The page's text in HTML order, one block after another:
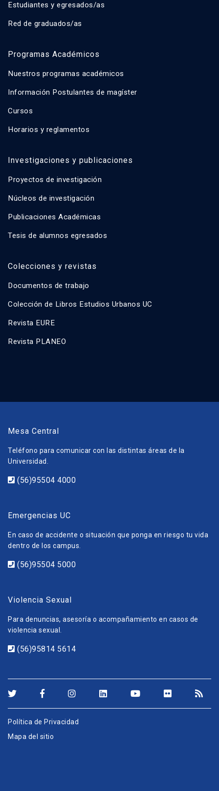
Estudiantes y egresados/as
Red de graduados/as
Programas Académicos
Nuestros programas académicos
Información Postulantes de magíster
Cursos
Horarios y reglamentos
Investigaciones y publicaciones
Proyectos de investigación
Núcleos de investigación
Publicaciones Académicas
Tesis de alumnos egresados
Colecciones y revistas
Documentos de trabajo
Colección de Libros Estudios Urbanos UC
Revista EURE
Revista PLANEO
Mesa Central
Teléfono para comunicar con las distintas áreas de la
Universidad.
(56)95504 4000
Emergencias UC
En caso de accidente o situación que ponga en riesgo tu vida
dentro de los campus.
(56)95504 5000
Violencia Sexual
Para denuncias, asesoría o acompañamiento en casos de
violencia sexual.
(56)95814 5614
Política de Privacidad
Mapa del sitio